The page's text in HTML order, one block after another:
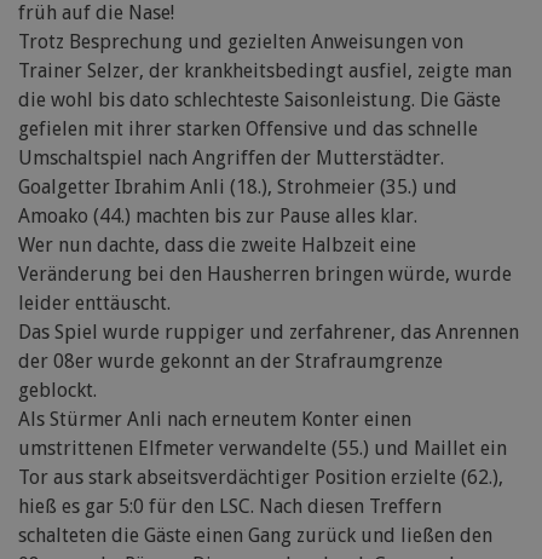
früh auf die Nase!
Trotz Besprechung und gezielten Anweisungen von
Trainer Selzer, der krankheitsbedingt ausfiel, zeigte man
die wohl bis dato schlechteste Saisonleistung. Die Gäste
gefielen mit ihrer starken Offensive und das schnelle
Umschaltspiel nach Angriffen der Mutterstädter.
Goalgetter Ibrahim Anli (18.), Strohmeier (35.) und
Amoako (44.) machten bis zur Pause alles klar.
Wer nun dachte, dass die zweite Halbzeit eine
Veränderung bei den Hausherren bringen würde, wurde
leider enttäuscht.
Das Spiel wurde ruppiger und zerfahrener, das Anrennen
der 08er wurde gekonnt an der Strafraumgrenze
geblockt.
Als Stürmer Anli nach erneutem Konter einen
umstrittenen Elfmeter verwandelte (55.) und Maillet ein
Tor aus stark abseitsverdächtiger Position erzielte (62.),
hieß es gar 5:0 für den LSC. Nach diesen Treffern
schalteten die Gäste einen Gang zurück und ließen den